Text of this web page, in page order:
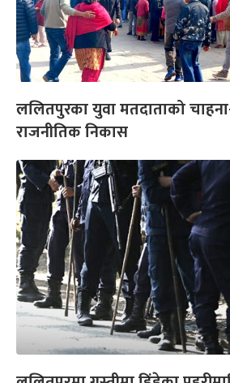
ललितपुरका युवा मतदाताको
राजनीतिक निकास